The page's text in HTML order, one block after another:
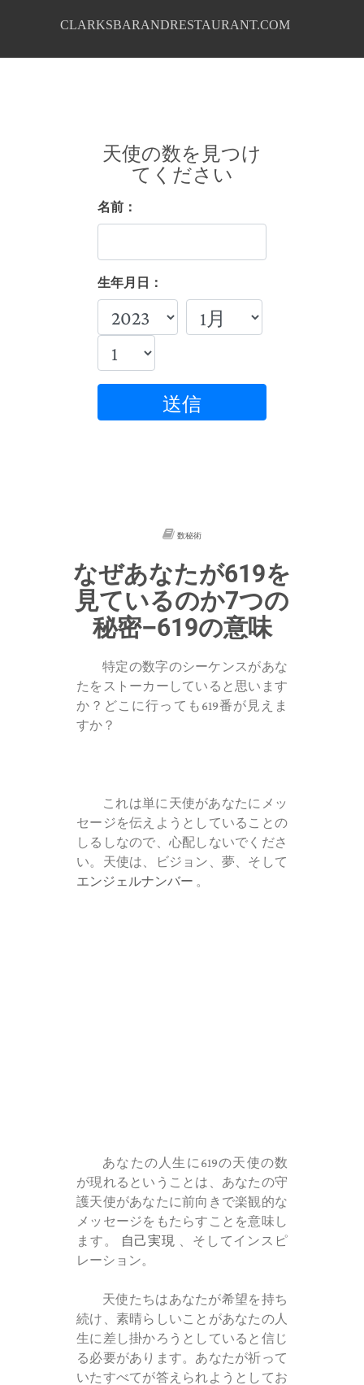
CLARKSBARANDRESTAURANT.COM
天使の数を見つけ
てください
名前：
生年月日：
送信
数秘術
なぜあなたが619を
見ているのか7つの
秘密–619の意味
特定の数字のシーケンスがあな
たをストーカーしていると思います
か？どこに行っても619番が見えま
すか？
これは単に天使があなたにメッ
セージを伝えようとしていることの
しるしなので、心配しないでくださ
い。天使は、ビジョン、夢、そして
エンジェルナンバー 。
あなたの人生に619の天使の数
が現れるということは、あなたの守
護天使があなたに前向きで楽観的な
メッセージをもたらすことを意味し
ます。
自己実現
、そしてインスピ
レーション。
天使たちはあなたが希望を持ち
続け、素晴らしいことがあなたの人
生に差し掛かろうとしていると信じ
る必要があります。あなたが祈って
いたすべてが答えられようとしてお